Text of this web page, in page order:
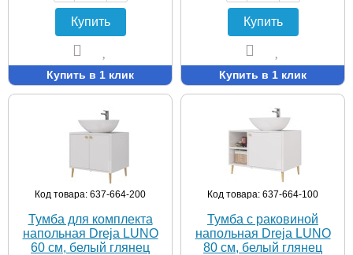
Купить
Купить в 1 клик
Купить
Купить в 1 клик
Код товара: 637-664-200
Тумба для комплекта
напольная Dreja LUNO
60 см, белый глянец
Код товара: 637-664-100
Тумба с раковиной
напольная Dreja LUNO
80 см, белый глянец